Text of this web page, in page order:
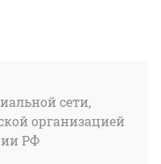
сети,
организацией
РФ